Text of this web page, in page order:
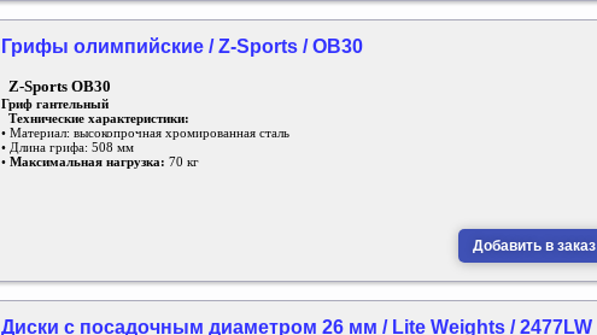
Грифы олимпийские / Z-Sports / OB30
Z-Sports OB30
Гриф гантельный
Технические характеристики:
• Материал: высокопрочная хромированная сталь
• Длина грифа: 508 мм
• Максимальная нагрузка: 70 кг
Добавить в заказ
Диски с посадочным диаметром 26 мм / Lite Weights / 2477LW